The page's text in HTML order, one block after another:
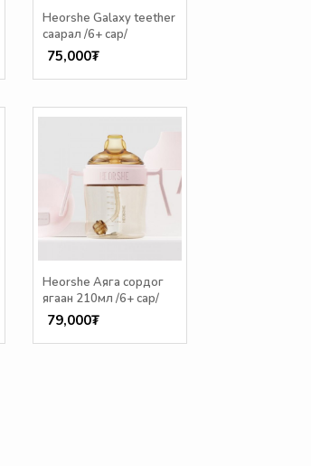
Heorshe Galaxy teether
саарал /6+ сар/
75,000₮
Heorshe Аяга сордог
ягаан 210мл /6+ сар/
79,000₮